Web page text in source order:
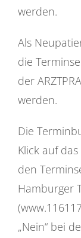
werden.
Als
die
der
werden.
Die
Klick auf
den
Hamburger
„Nein“ bei